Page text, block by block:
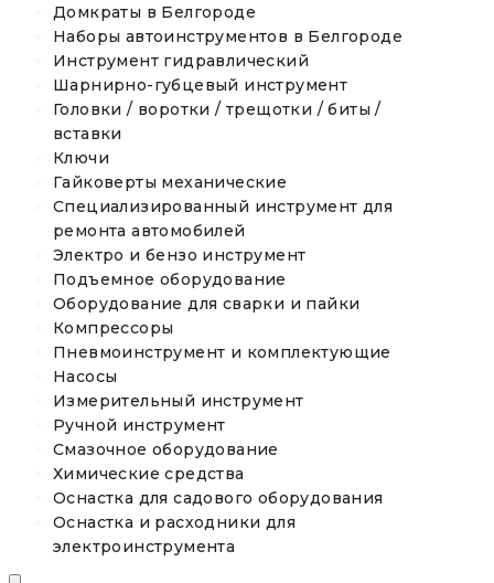
Домкраты в Белгороде
Наборы автоинструментов в Белгороде
Инструмент гидравлический
Шарнирно-губцевый инструмент
Головки / воротки / трещотки / биты /
вставки
Ключи
Гайковерты механические
Специализированный инструмент для
ремонта автомобилей
Электро и бензо инструмент
Подъемное оборудование
Оборудование для сварки и пайки
Компрессоры
Пневмоинструмент и комплектующие
Насосы
Измерительный инструмент
Ручной инструмент
Смазочное оборудование
Химические средства
Оснастка для садового оборудования
Оснастка и расходники для
электроинструмента